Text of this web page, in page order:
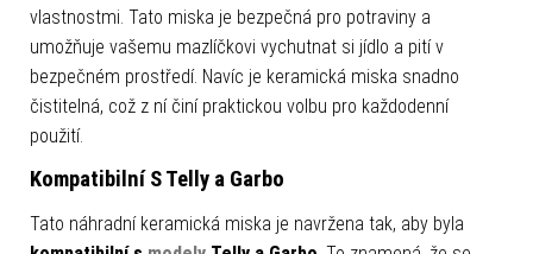
vlastnostmi. Tato miska je bezpečná pro potraviny a
umožňuje vašemu mazlíčkovi vychutnat si jídlo a pití v
bezpečném prostředí. Navíc je keramická miska snadno
čistitelná, což z ní činí praktickou volbu pro každodenní
použití.
Kompatibilní S Telly a Garbo
Tato náhradní keramická miska je navržena tak, aby byla